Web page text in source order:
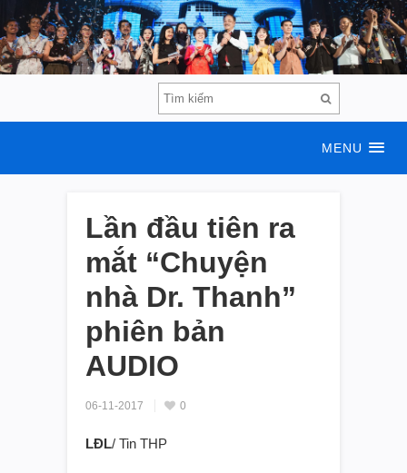
MENU
Lần đầu tiên ra
mắt “Chuyện
nhà Dr. Thanh”
phiên bản
AUDIO
06-11-2017 0
LĐL/ Tin THP